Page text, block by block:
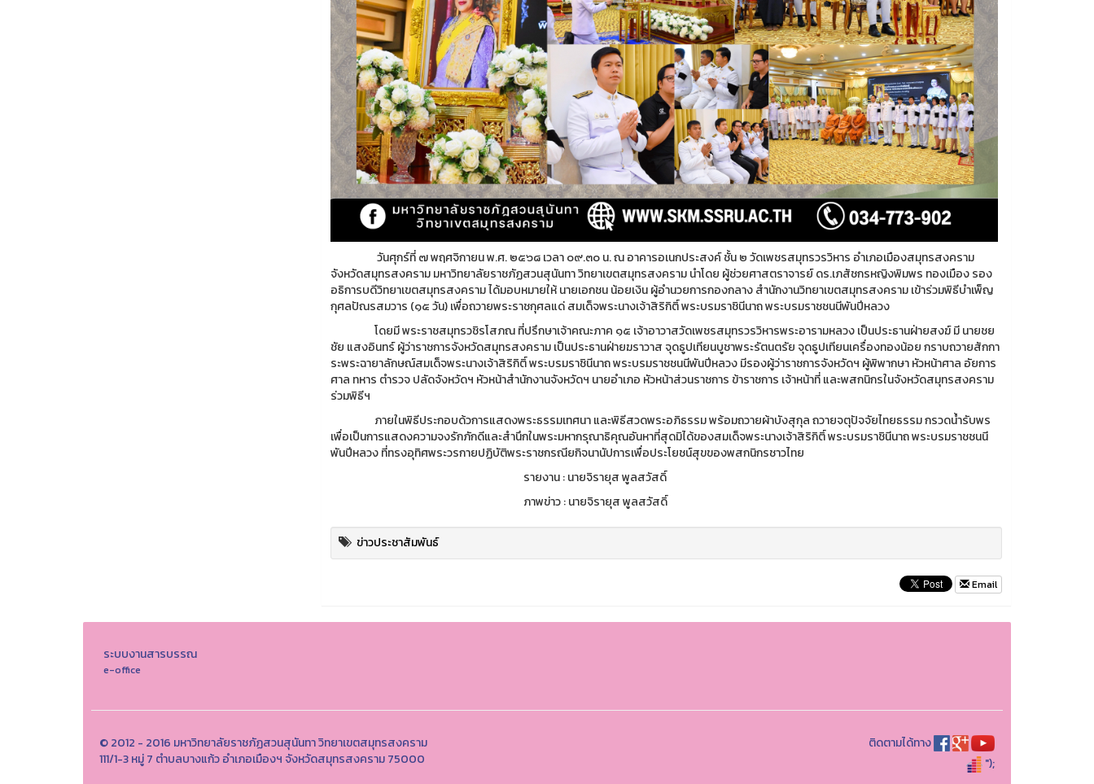
วันศุกร์ที่ ๗ พฤศจิกายน พ.ศ. ๒๕๖๘ เวลา ๐๙.๓๐ น. ณ อาคารอเนกประสงค์ ชั้น ๒ วัดเพชรสมุทรวรวิหาร อำเภอเมืองสมุทรสงคราม
จังหวัดสมุทรสงคราม มหาวิทยาลัยราชภัฏสวนสุนันทา วิทยาเขตสมุทรสงคราม นำโดย ผู้ช่วยศาสตราจารย์ ดร.เภสัชกรหญิงพิมพร ทองเมือง รอง
อธิการบดีวิทยาเขตสมุทรสงคราม ได้มอบหมายให้ นายเอกชน น้อยเงิน ผู้อำนวยการกองกลาง สำนักงานวิทยาเขตสมุทรสงคราม เข้าร่วมพิธีบำเพ็ญ
กุศลปัณรสมวาร (๑๕ วัน) เพื่อถวายพระราชกุศลแด่ สมเด็จพระนางเจ้าสิริกิติ์ พระบรมราชินีนาถ พระบรมราชชนนีพันปีหลวง
โดยมี พระราชสมุทรวชิรโสภณ ที่ปรึกษาเจ้าคณะภาค ๑๕ เจ้าอาวาสวัดเพชรสมุทรวรวิหารพระอารามหลวง เป็นประธานฝ่ายสงฆ์ มี นายชย
ชัย แสงอินทร์ ผู้ว่าราชการจังหวัดสมุทรสงคราม เป็นประธานฝ่ายฆราวาสจุดธูปเทียนบูชาพระรัตนตรัย จุดธูปเทียนเครื่องทองน้อย กราบถวายสักกา
ระพระฉายาลักษณ์สมเด็จพระนางเจ้าสิริกิติ์ พระบรมราชินีนาถ พระบรมราชชนนีพันปีหลวง มีรองผู้ว่าราชการจังหวัดฯ ผู้พิพากษา หัวหน้าศาล อัยการ
ศาล ทหาร ตำรวจ ปลัดจังหวัดฯ หัวหน้าสำนักงานจังหวัดฯ นายอำเภอ หัวหน้าส่วนราชการ ข้าราชการ เจ้าหน้าที่ และพสกนิกรในจังหวัดสมุทรสงคราม
ร่วมพิธีฯ
ภายในพิธีประกอบด้วการแสดงพระธรรมเทศนา และพิธีสวดพระอภิธรรม พร้อมถวายผ้าบังสุกุล ถวายจตุปัจจัยไทยธรรม กรวดน้ำรับพร
เพื่อเป็นการแสดงความจงรักภักดีและสำนึกในพระมหากรุณาธิคุณอันหาที่สุดมิได้ของสมเด็จพระนางเจ้าสิริกิติ์ พระบรมราชินีนาถ พระบรมราชชนนี
พันปีหลวง ที่ทรงอุทิศพระวรกายปฏิบัติพระราชกรณียกิจนานัปการเพื่อประโยชน์สุขของพสกนิกรชาวไทย
รายงาน : นายจิรายุส พูลสวัสดิ์
ภาพข่าว : นายจิรายุส พูลสวัสดิ์
ข่าวประชาสัมพันธ์
Email
ระบบงานสารบรรณ
e-office
© 2012 - 2016 มหาวิทยาลัยราชภัฏสวนสุนันทา วิทยาเขตสมุทรสงคราม
111/1-3 หมู่ 7 ตำบลบางแก้ว อำเภอเมืองฯ จังหวัดสมุทรสงคราม 75000
ติดตามได้ทาง
");